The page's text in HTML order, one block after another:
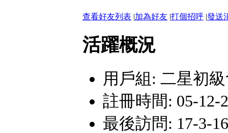
查看好友列表 |加為好友 |打個招呼 |發送
活躍概況
用戶組: 二星初
註冊時間: 05-12-
最後訪問: 17-3-